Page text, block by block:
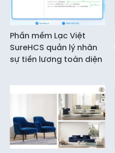
Phần mềm Lạc Việt
SureHCS quản lý nhân
sự tiền lương toàn diện